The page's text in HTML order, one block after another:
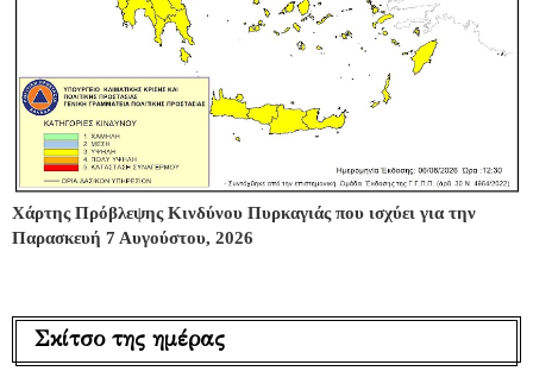
Χάρτης Πρόβλεψης Κινδύνου Πυρκαγιάς που ισχύει για την
Παρασκευή 7 Αυγούστου, 2026
Σκίτσο της ημέρας